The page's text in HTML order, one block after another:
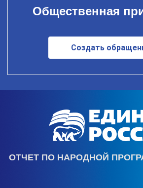
Общественная
Создать
ОТЧЕТ ПО НАРОДНОЙ